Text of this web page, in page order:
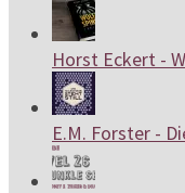
Horst Eckert -
E.M. Forster -